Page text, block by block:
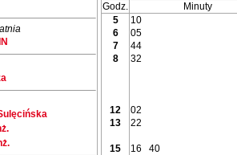
Godz.
Minuty
5
10
6
05
7
44
8
32
12
02
13
22
15 16
40